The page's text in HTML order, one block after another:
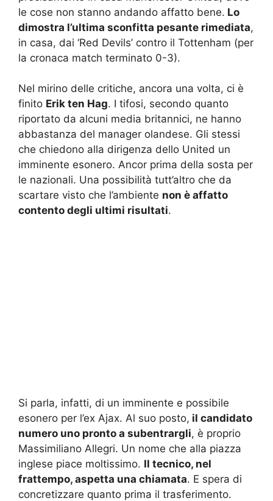
le cose non stanno andando affatto bene. Lo
dimostra l’ultima sconfitta pesante rimediata,
in casa, dai ‘Red Devils’ contro il Tottenham (per
la cronaca match terminato 0-3).
Nel mirino delle critiche, ancora una volta, ci è
finito Erik ten Hag. I tifosi, secondo quanto
riportato da alcuni media britannici, ne hanno
abbastanza del manager olandese. Gli stessi
che chiedono alla dirigenza dello United un
imminente esonero. Ancor prima della sosta per
le nazionali. Una possibilità tutt’altro che da
scartare visto che l’ambiente non è affatto
contento degli ultimi risultati.
Si parla, infatti, di un imminente e possibile
esonero per l’ex Ajax. Al suo posto, il candidato
numero uno pronto a subentrargli, è proprio
Massimiliano Allegri. Un nome che alla piazza
inglese piace moltissimo. Il tecnico, nel
frattempo, aspetta una chiamata. E spera di
concretizzare quanto prima il trasferimento.